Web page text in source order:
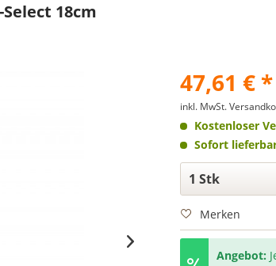
18cm
47,61 € *
inkl. MwSt.
Kostenloser
Sofort
Merken
Angebot: